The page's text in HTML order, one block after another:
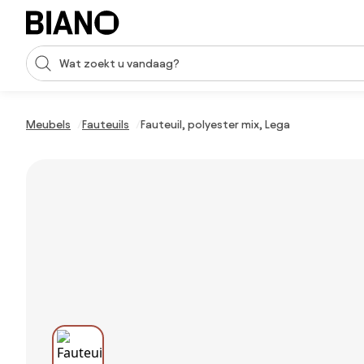
Navigatie overslaan, naar inhoud springen
Zoekopdracht invoeren
Meubels Fauteuils Fauteuil, polyester mix, Lega